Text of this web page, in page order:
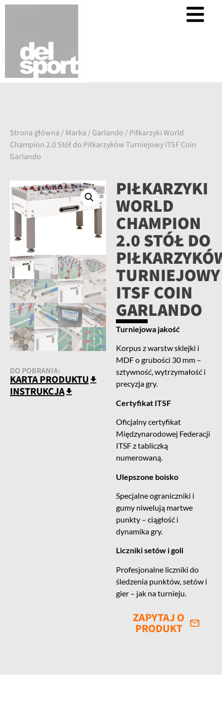
Strona główna / Marka / Garlando / Piłkarzyki World
Champion 2.0 Stół do Piłkarzyków Turniejowy ITSF Coin
Garlando
DO POBRANIA:
KARTA PRODUKTU
INSTRUKCJA
PIŁKARZYKI
WORLD
CHAMPION
2.0 STÓŁ DO
TURNIEJOWY
ITSF COIN
GARLANDO
Turniejowa jakość
Korpus z warstw sklejki i
MDF o grubości 30 mm –
sztywność, wytrzymałość i
precyzja gry.
Certyfikat ITSF
Oficjalny certyfikat
Międzynarodowej Federacji
ITSF z tabliczką
numerowaną.
Ulepszone boisko
Specjalne ograniczniki i
gumy niwelują martwe
punkty – ciągłość i
dynamika gry.
Liczniki setów i goli
Profesjonalne liczniki do
śledzenia punktów, setów i
gier – jak na turnieju.
ZAPYTAJ O
PRODUKT